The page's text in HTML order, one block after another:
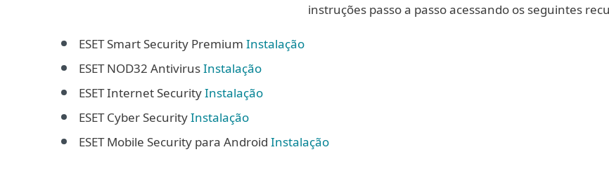
instruções passo a passo acessando os seguintes
ESET Smart Security Premium Instalação
ESET NOD32 AntivirusInstalação
ESET Internet SecurityInstalação
ESET Cyber SecurityInstalação
ESET Mobile Security para Android Instalação